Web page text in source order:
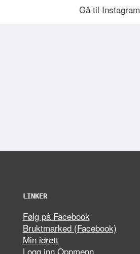
Gå til Instagram
LINKER
Følg på Facebook
Bruktmarked (Facebook)
Min idrett
Logg inn Oppmenn